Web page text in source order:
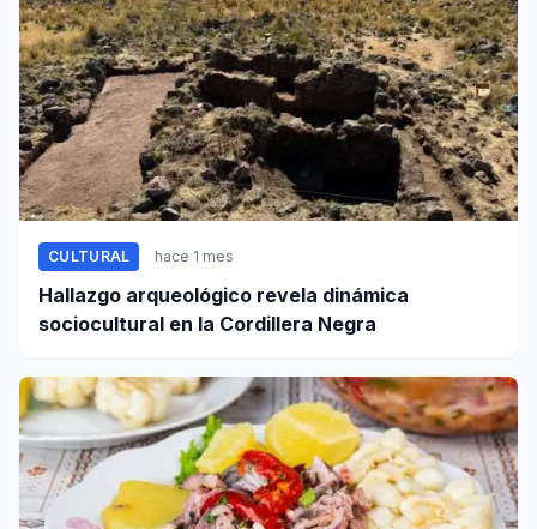
CULTURAL hace 1 mes
Hallazgo arqueológico revela dinámica
sociocultural en la Cordillera Negra